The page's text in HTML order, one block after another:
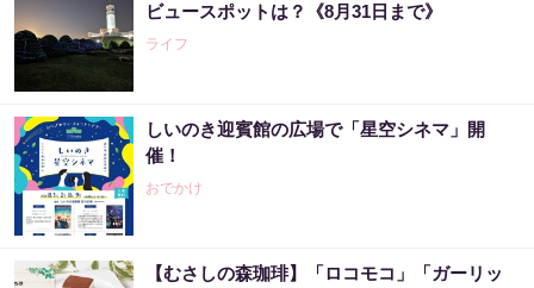
ビュースポットは？《8月31日まで》
ライフ
しいのき迎賓館の広場で「星空シネマ」開
催！
おでかけ
【むさしの森珈琲】「ロコモコ」「ガーリッ